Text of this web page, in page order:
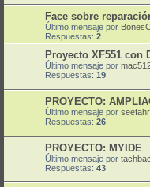
Face sobre
Último mensaje por
Respuestas: 2
Proyecto XF551 con
Último mensaje por
Respuestas: 19
PROYECTO:
Último mensaje por
Respuestas: 26
PROYECTO: MYIDE
Último mensaje por
Respuestas: 43